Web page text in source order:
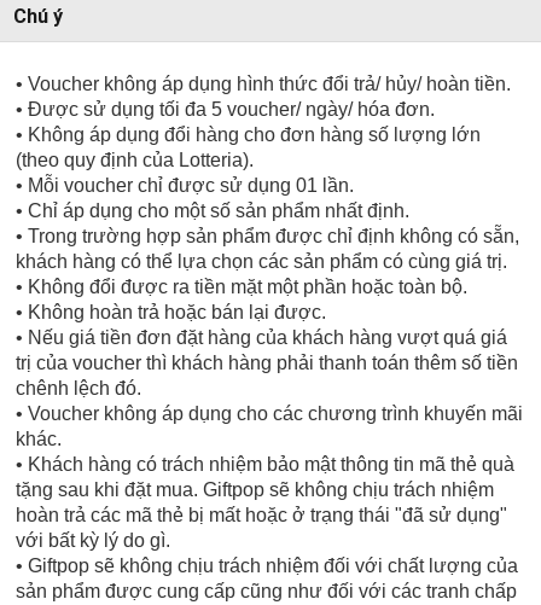
Chú ý
• Voucher không áp dụng hình thức đổi trả/ hủy/ hoàn tiền.
• Được sử dụng tối đa 5 voucher/ ngày/ hóa đơn.
• Không áp dụng đổi hàng cho đơn hàng số lượng lớn
(theo quy định của Lotteria).
• Mỗi voucher chỉ được sử dụng 01 lần.
• Chỉ áp dụng cho một số sản phẩm nhất định.
• Trong trường hợp sản phẩm được chỉ định không có sẵn,
khách hàng có thể lựa chọn các sản phẩm có cùng giá trị.
• Không đổi được ra tiền mặt một phần hoặc toàn bộ.
• Không hoàn trả hoặc bán lại được.
• Nếu giá tiền đơn đặt hàng của khách hàng vượt quá giá
trị của voucher thì khách hàng phải thanh toán thêm số tiền
chênh lệch đó.
• Voucher không áp dụng cho các chương trình khuyến mãi
khác.
• Khách hàng có trách nhiệm bảo mật thông tin mã thẻ quà
tặng sau khi đặt mua. Giftpop sẽ không chịu trách nhiệm
hoàn trả các mã thẻ bị mất hoặc ở trạng thái "đã sử dụng"
với bất kỳ lý do gì.
• Giftpop sẽ không chịu trách nhiệm đối với chất lượng của
sản phẩm được cung cấp cũng như đối với các tranh chấp